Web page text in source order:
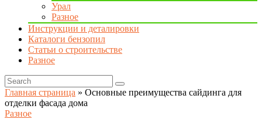
Урал
Разное
Инструкции и деталировки
Каталоги бензопил
Статьи о строительстве
Разное
Главная страница » Основные преимущества сайдинга для
отделки фасада дома
Разное